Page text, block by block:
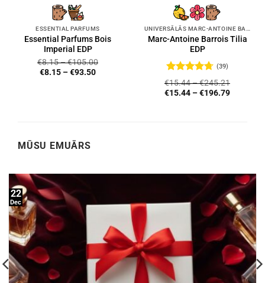
ESSENTIAL PARFUMS
Essential Parfums Bois
Imperial EDP
€8.15–€105.00
€8.15 –€93.50
UNIVERSĀLĀS MARC-ANTOINE BARROIS SMARŽAS
Marc-Antoine Barrois Tilia
EDP
Novērtēts
ar4.72
no
5
(39)
€15.44–€245.21
€15.44 –€196.79
MŪSU EMUĀRS
22
Dec